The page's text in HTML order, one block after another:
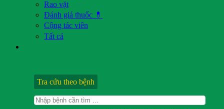
Rao vặt
Đánh giá thuốc 💊
Cộng tác viên
Tất cả
Tra cứu theo bệnh